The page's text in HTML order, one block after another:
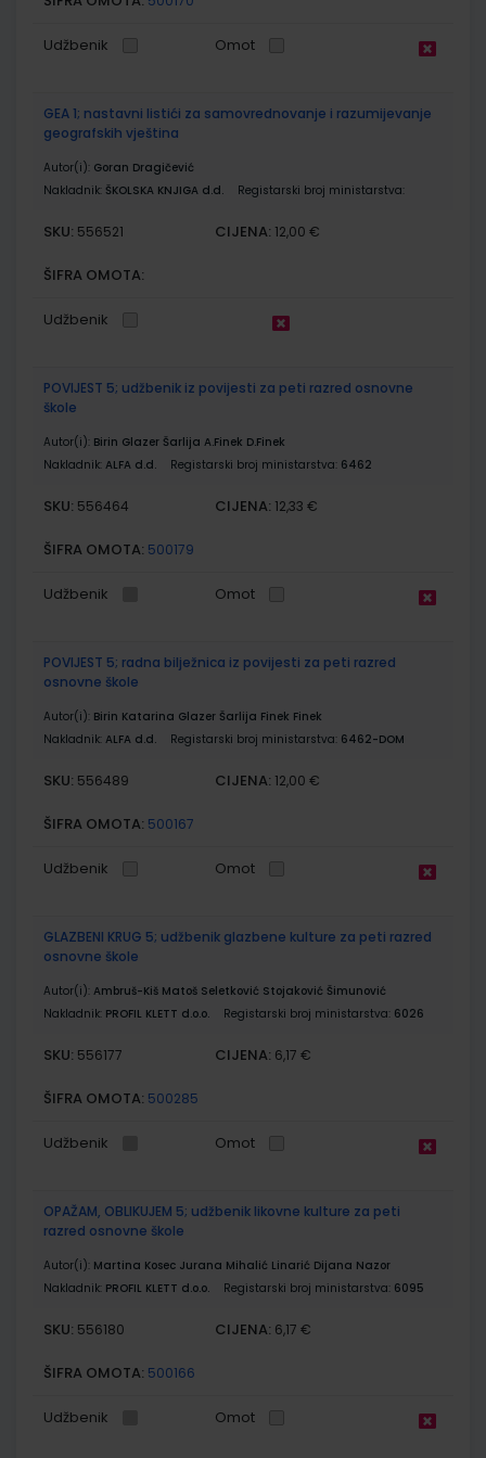
Udžbenik Omot
GEA 1; nastavni listići za samovrednovanje i razumijevanje
geografskih vještina
Autor(i): Goran Dragičević
Nakladnik: ŠKOLSKA KNJIGA d.d. Registarski broj ministarstva:
SKU: 556521 CIJENA: 12,00 €
ŠIFRA OMOTA:
Udžbenik
POVIJEST 5; udžbenik iz povijesti za peti razred osnovne
škole
Autor(i): Birin Glazer Šarlija A.Finek D.Finek
Nakladnik: ALFA d.d. Registarski broj ministarstva: 6462
SKU: 556464 CIJENA: 12,33 €
ŠIFRA OMOTA: 500179
Udžbenik Omot
POVIJEST 5; radna bilježnica iz povijesti za peti razred
osnovne škole
Autor(i): Birin Katarina Glazer Šarlija Finek Finek
Nakladnik: ALFA d.d. Registarski broj ministarstva: 6462-DOM
SKU: 556489 CIJENA: 12,00 €
ŠIFRA OMOTA: 500167
Udžbenik Omot
GLAZBENI KRUG 5; udžbenik glazbene kulture za peti razred
osnovne škole
Autor(i): Ambruš-Kiš Matoš Seletković Stojaković Šimunović
Nakladnik: PROFIL KLETT d.o.o. Registarski broj ministarstva: 6026
SKU: 556177 CIJENA: 6,17 €
ŠIFRA OMOTA: 500285
Udžbenik Omot
OPAŽAM, OBLIKUJEM 5; udžbenik likovne kulture za peti
razred osnovne škole
Autor(i): Martina Kosec Jurana Mihalić Linarić Dijana Nazor
Nakladnik: PROFIL KLETT d.o.o. Registarski broj ministarstva: 6095
SKU: 556180 CIJENA: 6,17 €
ŠIFRA OMOTA: 500166
Udžbenik Omot